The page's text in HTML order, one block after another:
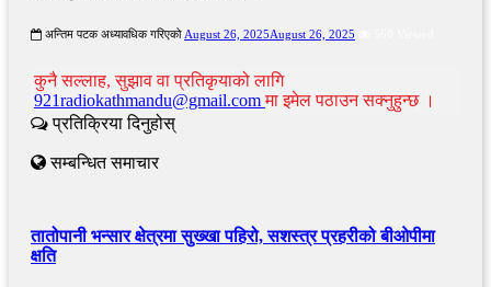
अन्तिम पटक अध्यावधिक गरिएको August 26, 2025August 26, 2025
कुनै सल्लाह, सुझाव वा प्रतिकृयाको लागि
921radiokathmandu@gmail.comमा इमेल पठाउन सक्नुहुन्छ ।
प्रतिक्रिया दिनुहोस्
सम्बन्धित समाचार
तातोपानी भन्सार क्षेत्रमा सुख्खा पहिरो, सशस्त्र प्रहरीको बीओपीमा
क्षति